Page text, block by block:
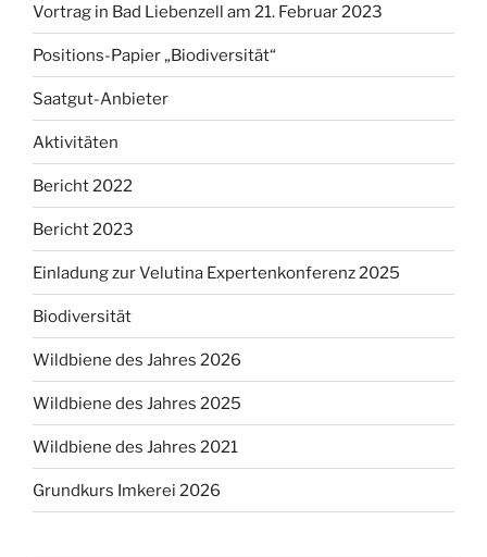
Vortrag in Bad Liebenzell am 21. Februar 2023
Positions-Papier „Biodiversität“
Saatgut-Anbieter
Aktivitäten
Bericht 2022
Bericht 2023
Einladung zur Velutina Expertenkonferenz 2025
Biodiversität
Wildbiene des Jahres 2026
Wildbiene des Jahres 2025
Wildbiene des Jahres 2021
Grundkurs Imkerei 2026